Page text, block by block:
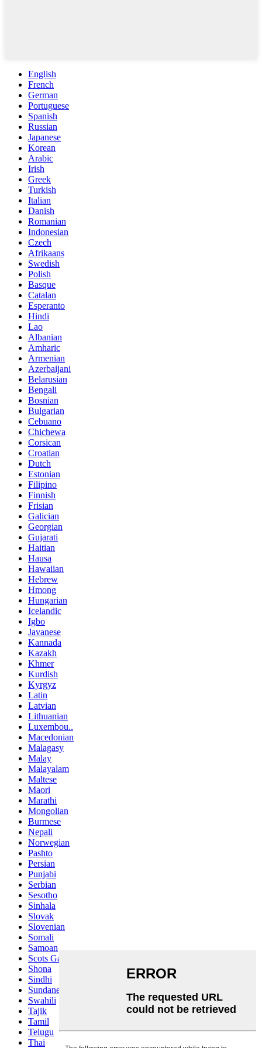
English
French
German
Portuguese
Spanish
Russian
Japanese
Korean
Arabic
Irish
Greek
Turkish
Italian
Danish
Romanian
Indonesian
Czech
Afrikaans
Swedish
Polish
Basque
Catalan
Esperanto
Hindi
Lao
Albanian
Amharic
Armenian
Azerbaijani
Belarusian
Bengali
Bosnian
Bulgarian
Cebuano
Chichewa
Corsican
Croatian
Dutch
Estonian
Filipino
Finnish
Frisian
Galician
Georgian
Gujarati
Haitian
Hausa
Hawaiian
Hebrew
Hmong
Hungarian
Icelandic
Igbo
Javanese
Kannada
Kazakh
Khmer
Kurdish
Kyrgyz
Latin
Latvian
Lithuanian
Luxembou..
Macedonian
Malagasy
Malay
Malayalam
Maltese
Maori
Marathi
Mongolian
Burmese
Nepali
Norwegian
Pashto
Persian
Punjabi
Serbian
Sesotho
Sinhala
Slovak
Slovenian
Somali
Samoan
Scots Gaelic
Shona
Sindhi
Sundanese
Swahili
Tajik
Tamil
Telugu
Thai